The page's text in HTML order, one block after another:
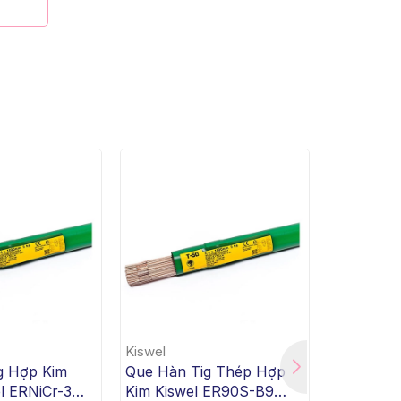
Hợp Kim
ERNiCr-3
Kiswel
Que Hàn Tig Thép Hợp
Kim Kiswel ER90S-B9